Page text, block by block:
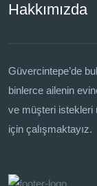
Hakkımızda
Güvercintepe’de
binlerce ailenin
ve müşteri istekleri
için çalışmaktayız.